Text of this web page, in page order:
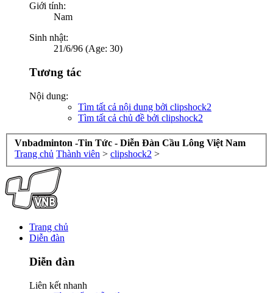
Giới tính:
Nam
Sinh nhật:
21/6/96 (Age: 30)
Tương tác
Nội dung:
Tìm tất cả nội dung bởi clipshock2
Tìm tất cả chủ đề bởi clipshock2
Vnbadminton -Tin Tức - Diễn Đàn Cầu Lông Việt Nam
Trang chủ Thành viên > clipshock2 >
Trang chủ
Diễn đàn
Diễn đàn
Liên kết nhanh